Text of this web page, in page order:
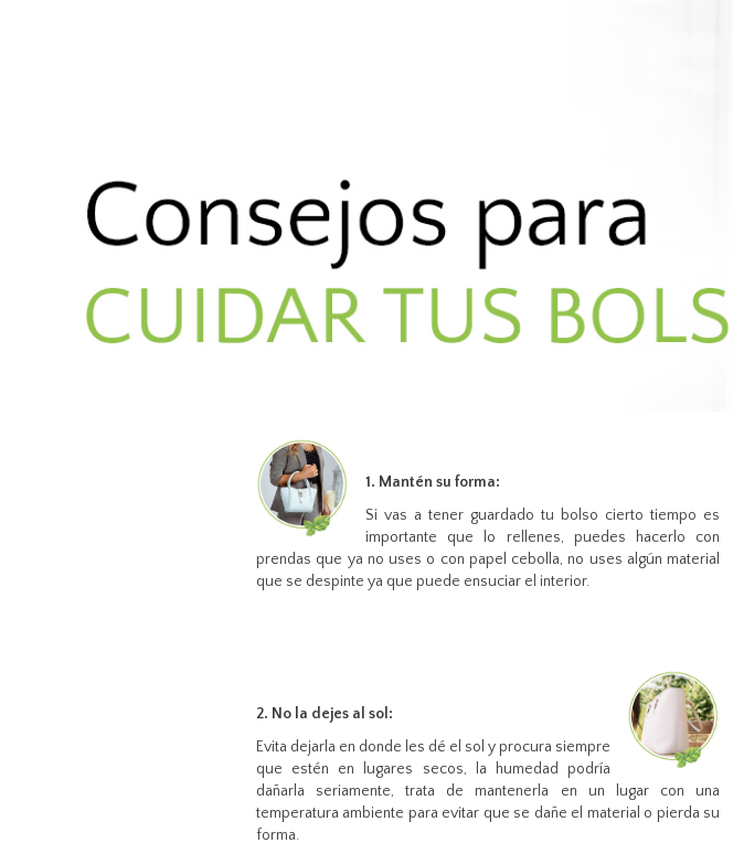
1. Mantén su forma:
Si vas a tener guardado tu bolso cierto tiempo es
importante que lo rellenes, puedes hacerlo con
prendas que ya no uses o con papel cebolla, no uses algún material
que se despinte ya que puede ensuciar el interior.
2. No la dejes al sol:
Evita dejarla en donde les dé el sol y procura siempre
que estén en lugares secos, la humedad podría
dañarla seriamente, trata de mantenerla en un lugar con una
temperatura ambiente para evitar que se dañe el material o pierda su
forma.